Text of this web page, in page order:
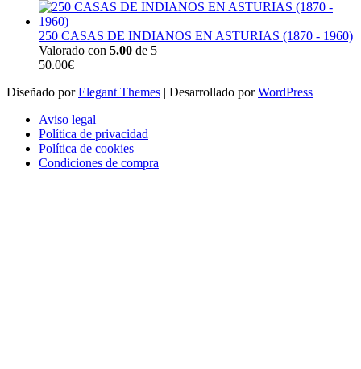
250 CASAS DE INDIANOS EN ASTURIAS (1870 - 1960)
Valorado con 5.00 de 5
50.00€
Diseñado porElegant Themes | Desarrollado porWordPress
Aviso legal
Política de privacidad
Política de cookies
Condiciones de compra